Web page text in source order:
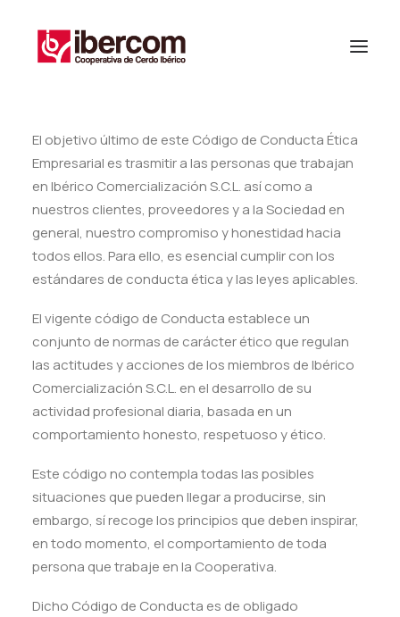
El objetivo último de este Código de Conducta Ética
Empresarial es trasmitir a las personas que trabajan
en Ibérico Comercialización S.C.L. así como a
nuestros clientes, proveedores y a la Sociedad en
general, nuestro compromiso y honestidad hacia
todos ellos. Para ello, es esencial cumplir con los
estándares de conducta ética y las leyes aplicables.
El vigente código de Conducta establece un
conjunto de normas de carácter ético que regulan
las actitudes y acciones de los miembros de Ibérico
Comercialización S.C.L. en el desarrollo de su
actividad profesional diaria, basada en un
comportamiento honesto, respetuoso y ético.
Este código no contempla todas las posibles
situaciones que pueden llegar a producirse, sin
embargo, sí recoge los principios que deben inspirar,
en todo momento, el comportamiento de toda
persona que trabaje en la Cooperativa.
Dicho Código de Conducta es de obligado